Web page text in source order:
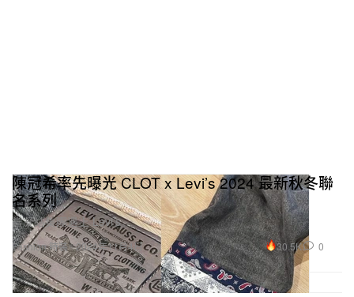
Fashion 時裝
陳冠希率先曝光 CLOT x Levi’s 2024 最新秋冬聯
名系列
當凝結集團遇上 Levi’s。
2024年11月4日 30.5K 0